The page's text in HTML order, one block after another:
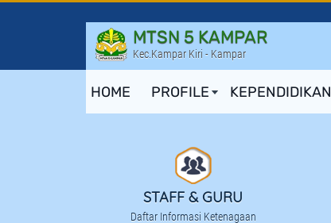
MTSN 5 KAMPAR
Kec.Kampar Kiri - Kampar
HOME PROFILE KEPENDIDIKAN
STAFF & GURU
Daftar Informasi Ketenagaan